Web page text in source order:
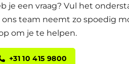
je een vraag? Vul het
ons team neemt zo spoedig
om je te helpen.
+31 10 415 9800